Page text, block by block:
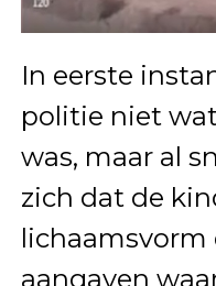
In eerste
politie niet
was, maar al
zich dat de
aangaven